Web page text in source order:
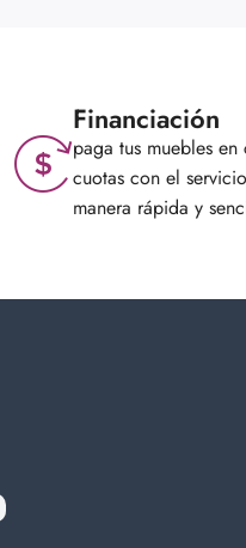
Financiación
paga tus muebles en
cuotas con el
manera rápida y